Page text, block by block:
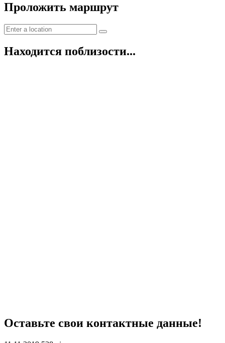
Проложить маршрут
Находится поблизости...
Оставьте свои контактные данные!